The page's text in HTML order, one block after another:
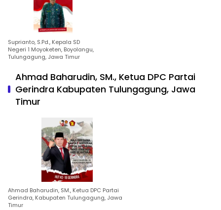
Suprianto, S.Pd., Kepala SD
Negeri 1 Moyoketen, Boyolangu,
Tulungagung, Jawa Timur
Ahmad Baharudin, SM., Ketua DPC Partai
Gerindra Kabupaten Tulungagung, Jawa
Timur
Ahmad Baharudin, SM., Ketua DPC Partai
Gerindra, Kabupaten Tulungagung, Jawa
Timur